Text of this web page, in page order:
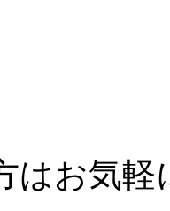
はお気